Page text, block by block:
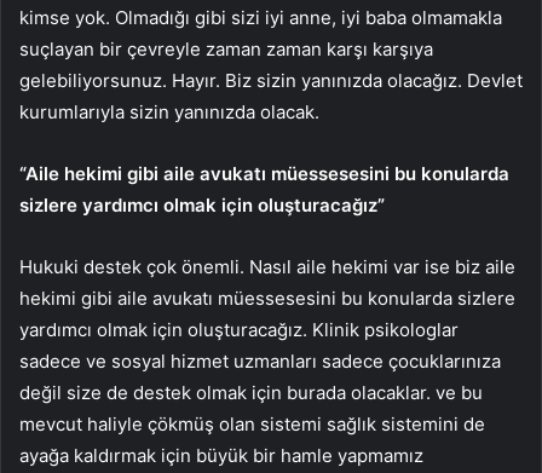
kimse yok. Olmadığı gibi sizi iyi anne, iyi baba olmamakla
suçlayan bir çevreyle zaman zaman karşı karşıya
gelebiliyorsunuz. Hayır. Biz sizin yanınızda olacağız. Devlet
kurumlarıyla sizin yanınızda olacak.
“Aile hekimi gibi aile avukatı müessesesini bu konularda
sizlere yardımcı olmak için oluşturacağız”
Hukuki destek çok önemli. Nasıl aile hekimi var ise biz aile
hekimi gibi aile avukatı müessesesini bu konularda sizlere
yardımcı olmak için oluşturacağız. Klinik psikologlar
sadece ve sosyal hizmet uzmanları sadece çocuklarınıza
değil size de destek olmak için burada olacaklar. ve bu
mevcut haliyle çökmüş olan sistemi sağlık sistemini de
ayağa kaldırmak için büyük bir hamle yapmamız